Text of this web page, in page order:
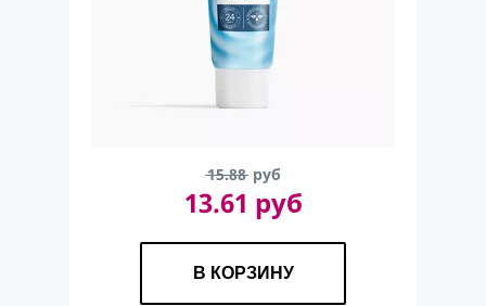
15.88 руб
13.61 руб
В КОРЗИНУ